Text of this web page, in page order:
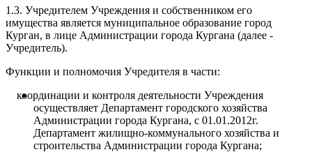
1.3. Учредителем Учреждения и собственником его
имущества является муниципальное образование город
Курган, в лице Администрации города Кургана (далее -
Учредитель).
Функции и полномочия Учредителя в части:
координации и контроля деятельности Учреждения
осуществляет Департамент городского хозяйства
Администрации города Кургана, с 01.01.2012г.
Департамент жилищно-коммунального хозяйства и
строительства Администрации города Кургана;